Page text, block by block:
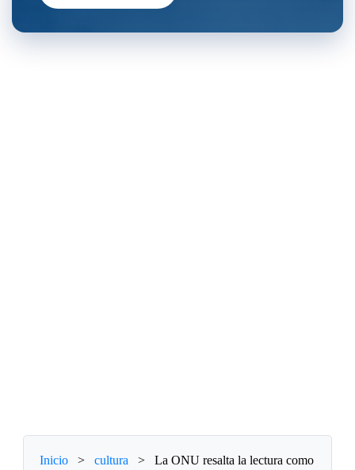
Inicio > cultura >
La ONU resalta la lectura como